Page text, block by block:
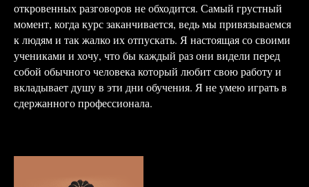
откровенных разговоров не обходится. Самый грустный
момент, когда курс заканчивается, ведь мы привязываемся
к людям и так жалко их отпускать. Я настоящая со своими
учениками и хочу, что бы каждый раз они видели перед
собой обычного человека который любит свою работу и
вкладывает душу в эти дни обучения. Я не умею играть в
сдержанного профессионала.